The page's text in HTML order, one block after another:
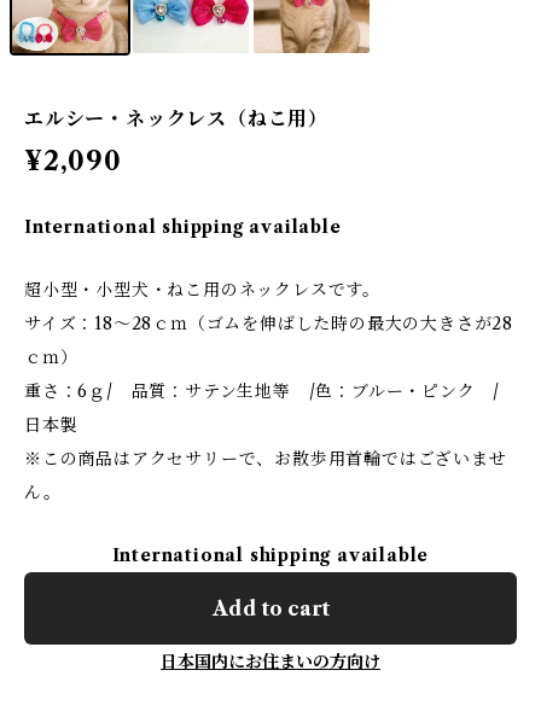
エルシー・ネックレス（ねこ用）
¥2,090
International shipping available
超小型・小型犬・ねこ用のネックレスです。
サイズ：18～28ｃｍ（ゴムを伸ばした時の最大の大きさが28
ｃｍ）
重さ：6ｇ/ 品質：サテン生地等 /色：ブルー・ピンク /
日本製
※この商品はアクセサリーで、お散歩用首輪ではございませ
ん。
International shipping available
Add to cart
日本国内にお住まいの方向け